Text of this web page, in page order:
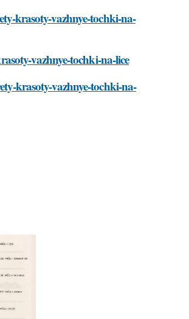
krasoty-vazhnye-tochki-na-
vazhnye-tochki-na-lice
krasoty-vazhnye-tochki-na-